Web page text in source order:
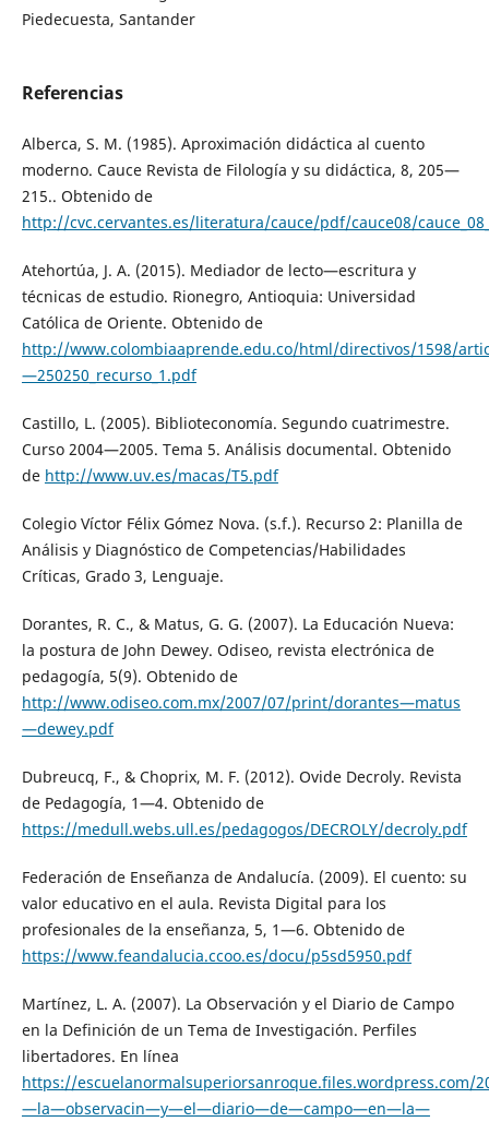
Piedecuesta, Santander
Referencias
Alberca, S. M. (1985). Aproximación didáctica al cuento
moderno. Cauce Revista de Filología y su didáctica, 8, 205—
215.. Obtenido de
http://cvc.cervantes.es/literatura/cauce/pdf/cauce08/
Atehortúa, J. A. (2015). Mediador de lecto—escritura y
técnicas de estudio. Rionegro, Antioquia: Universidad
Católica de Oriente. Obtenido de
http://www.colombiaaprende.edu.co/html/directivos/1598/
—250250_recurso_1.pdf
Castillo, L. (2005). Biblioteconomía. Segundo cuatrimestre.
Curso 2004—2005. Tema 5. Análisis documental. Obtenido
de http://www.uv.es/macas/T5.pdf
Colegio Víctor Félix Gómez Nova. (s.f.). Recurso 2: Planilla de
Análisis y Diagnóstico de Competencias/Habilidades
Críticas, Grado 3, Lenguaje.
Dorantes, R. C., & Matus, G. G. (2007). La Educación Nueva:
la postura de John Dewey. Odiseo, revista electrónica de
pedagogía, 5(9). Obtenido de
http://www.odiseo.com.mx/2007/07/print/dorantes—matus
—dewey.pdf
Dubreucq, F., & Choprix, M. F. (2012). Ovide Decroly. Revista
de Pedagogía, 1—4. Obtenido de
https://medull.webs.ull.es/pedagogos/DECROLY/decroly.pdf
Federación de Enseñanza de Andalucía. (2009). El cuento: su
valor educativo en el aula. Revista Digital para los
profesionales de la enseñanza, 5, 1—6. Obtenido de
https://www.feandalucia.ccoo.es/docu/p5sd5950.pdf
Martínez, L. A. (2007). La Observación y el Diario de Campo
en la Definición de un Tema de Investigación. Perfiles
libertadores. En línea
https://escuelanormalsuperiorsanroque.files.wordpress.com/
—la—observacin—y—el—diario—de—campo—en—la—